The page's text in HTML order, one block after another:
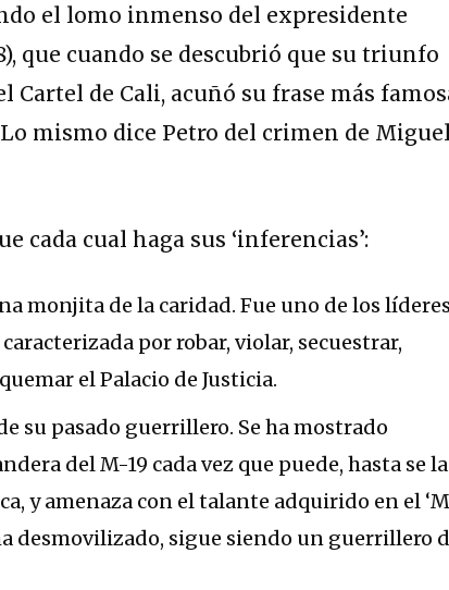
el lomo inmenso del expresidente
que cuando se descubrió que su triunfo
Cartel de Cali, acuñó su frase más
Lo mismo dice Petro del crimen de Miguel
cada cual haga sus ‘inferencias’:
monjita de la caridad. Fue uno de los líderes
por robar, violar, secuestrar,
el Palacio de Justicia.
su pasado guerrillero. Se ha mostrado
del M-19 cada vez que puede, hasta se la
y amenaza con el talante adquirido en el
desmovilizado, sigue siendo un guerrillero